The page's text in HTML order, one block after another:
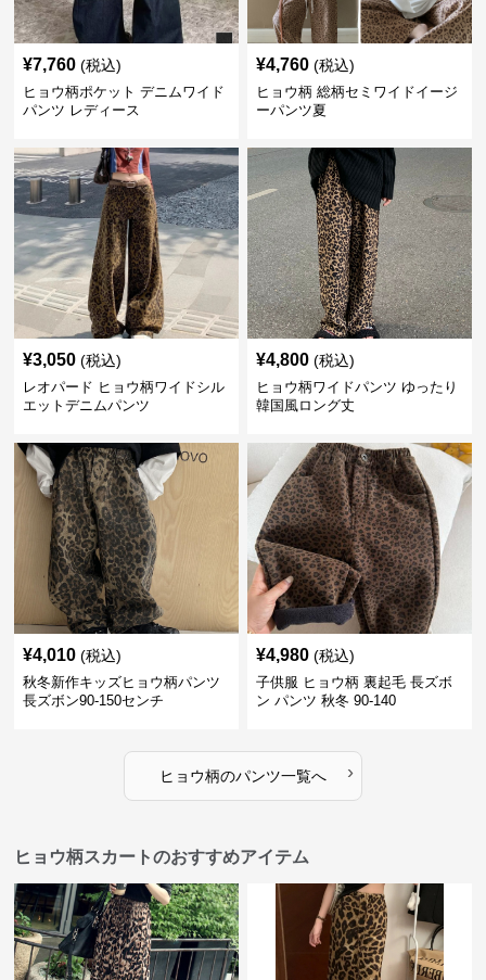
¥7,760 (税込)
ヒョウ柄ポケット デニムワイド
パンツ レディース
¥4,760 (税込)
ヒョウ柄 総柄セミワイドイージ
ーパンツ夏
¥3,050 (税込)
レオパード ヒョウ柄ワイドシル
エットデニムパンツ
¥4,800 (税込)
ヒョウ柄ワイドパンツ ゆったり
韓国風ロング丈
¥4,010 (税込)
秋冬新作キッズヒョウ柄パンツ
長ズボン90-150センチ
¥4,980 (税込)
子供服 ヒョウ柄 裏起毛 長ズボ
ン パンツ 秋冬 90-140
ヒョウ柄のパンツ一覧へ ›
ヒョウ柄スカートのおすすめアイテム